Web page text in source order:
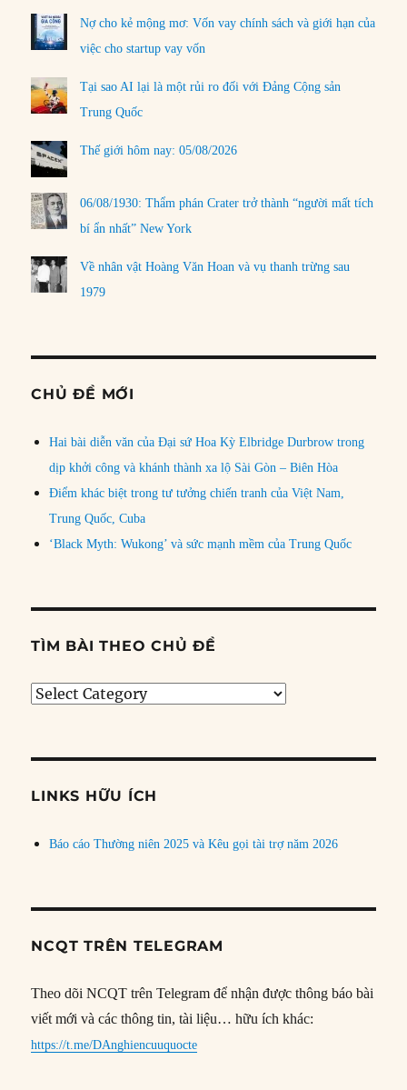
Nợ cho kẻ mộng mơ: Vốn vay chính sách và giới hạn của
việc cho startup vay vốn
Tại sao AI lại là một rủi ro đối với Đảng Cộng sản
Trung Quốc
Thế giới hôm nay: 05/08/2026
06/08/1930: Thẩm phán Crater trở thành “người mất tích
bí ẩn nhất” New York
Về nhân vật Hoàng Văn Hoan và vụ thanh trừng sau
1979
CHỦ ĐỀ MỚI
Hai bài diễn văn của Đại sứ Hoa Kỳ Elbridge Durbrow trong
dịp khởi công và khánh thành xa lộ Sài Gòn – Biên Hòa
Điểm khác biệt trong tư tưởng chiến tranh của Việt Nam,
Trung Quốc, Cuba
‘Black Myth: Wukong’ và sức mạnh mềm của Trung Quốc
TÌM BÀI THEO CHỦ ĐỀ
Tìm
đề
LINKS HỮU ÍCH
Báo cáo Thường niên 2025 và Kêu gọi tài trợ năm 2026
NCQT TRÊN TELEGRAM
Theo dõi NCQT trên Telegram để nhận được thông báo bài
viết mới và các thông tin, tài liệu… hữu ích khác:
https://t.me/DAnghiencuuquocte